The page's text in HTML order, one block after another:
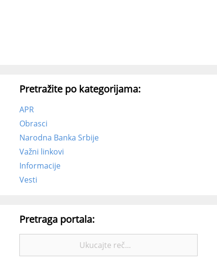
Pretražite po kategorijama:
APR
Obrasci
Narodna Banka Srbije
Važni linkovi
Informacije
Vesti
Pretraga portala: